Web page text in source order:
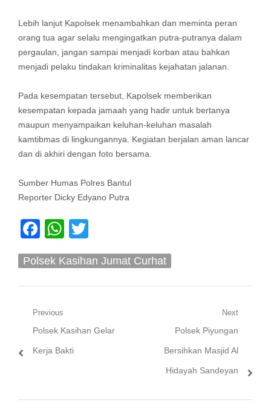
Lebih lanjut Kapolsek menambahkan dan meminta peran
orang tua agar selalu mengingatkan putra-putranya dalam
pergaulan, jangan sampai menjadi korban atau bahkan
menjadi pelaku tindakan kriminalitas kejahatan jalanan.
Pada kesempatan tersebut, Kapolsek memberikan
kesempatan kepada jamaah yang hadir untuk bertanya
maupun menyampaikan keluhan-keluhan masalah
kamtibmas di lingkungannya. Kegiatan berjalan aman lancar
dan di akhiri dengan foto bersama.
Sumber Humas Polres Bantul
Reporter Dicky Edyano Putra
Facebook
WhatsApp
Polsek Kasihan Jumat Curhat
Navigasi
pos
Previous
Previous
post:
Polsek Kasihan Gelar
Kerja Bakti
Next
Next
post:
Polsek Piyungan
Bersihkan Masjid Al
Hidayah Sandeyan